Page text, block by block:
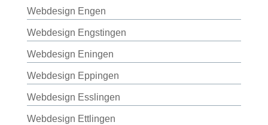
Webdesign Engen
Webdesign Engstingen
Webdesign Eningen
Webdesign Eppingen
Webdesign Esslingen
Webdesign Ettlingen